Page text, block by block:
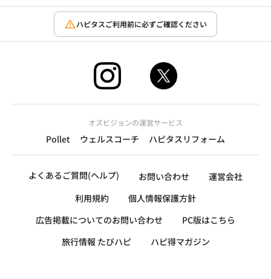
ハピタスご利用前に必ずご確認ください
オズビジョンの運営サービス
Pollet ウェルスコーチ ハピタスリフォーム
よくあるご質問(ヘルプ) お問い合わせ
運営会社
利用規約
個人情報保護方針
広告掲載についてのお問い合わせ
PC版はこちら
旅行情報 たびハピ
ハピ得マガジン